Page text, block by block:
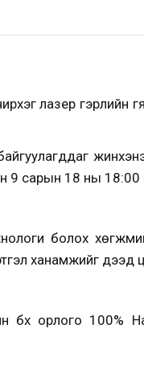
лазер гэрлийн
9 сарын 18 ны
болох
ханамжийг дээд
бүх орлого 100%